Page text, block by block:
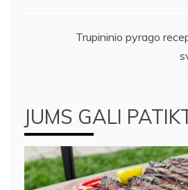
Trupininio pyrago
JUMS GALI